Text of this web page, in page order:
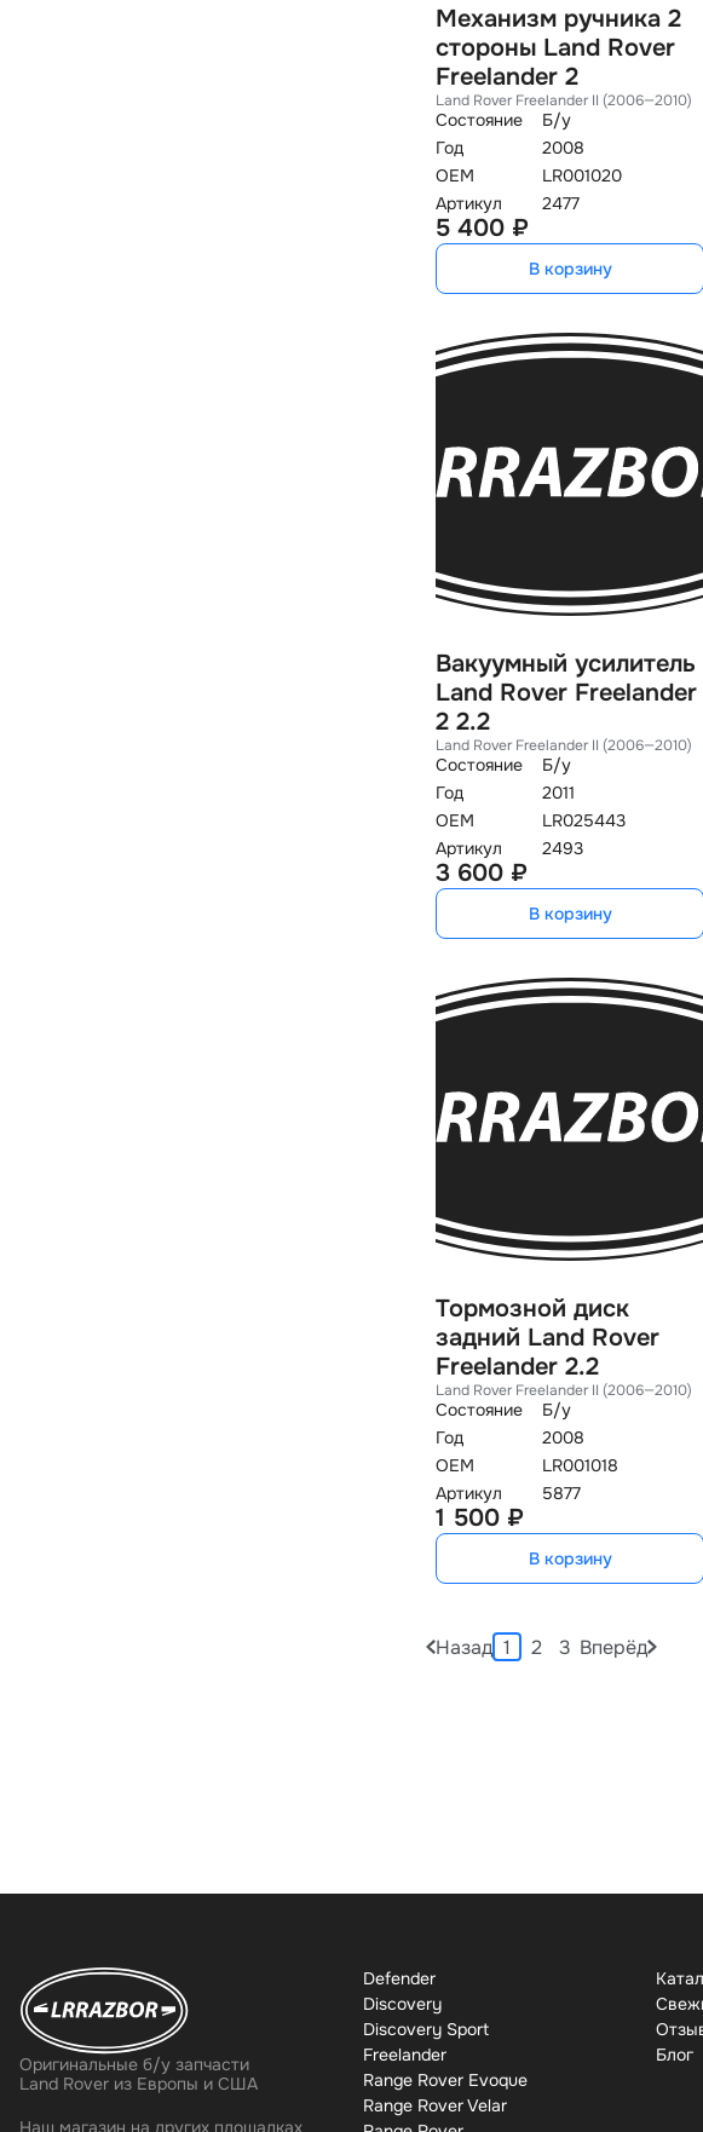
Механизм ручника 2
стороны Land Rover
Freelander 2
Land Rover Freelander II (2006—2010)
Состояние
Б/у
Год
2008
OEM
LR001020
Артикул
2477
5 400 ₽
В корзину
Вакуумный усилитель
Land Rover Freelander
2 2.2
Land Rover Freelander II (2006—2010)
Состояние
Б/у
Год
2011
OEM
LR025443
Артикул
2493
3 600 ₽
В корзину
Тормозной диск
задний Land Rover
Freelander 2.2
Land Rover Freelander II (2006—2010)
Состояние
Б/у
Год
2008
OEM
LR001018
Артикул
5877
1 500 ₽
В корзину
Назад 1 2 3 Вперёд
Оригинальные б/у запчасти
Land Rover из Европы и США
Наш магазин на других площадках
Defender
Discovery
Discovery Sport
Freelander
Range Rover Evoque
Range Rover Velar
Бло